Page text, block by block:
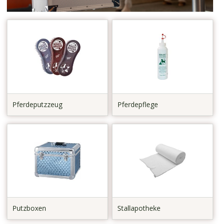
Pferdeputzzeug Pferdepflege
Putzboxen Stallapotheke